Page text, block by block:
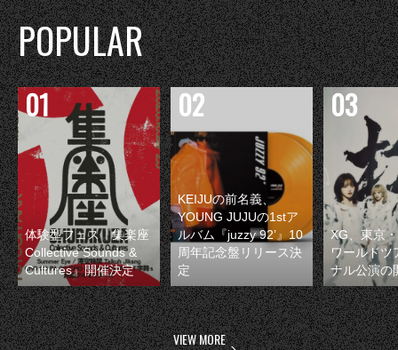
POPULAR
体験型フェス『集楽座
Collective Sounds &
Cultures』開催決定
KEIJUの前名義、
YOUNG JUJUの1stア
ルバム『juzzy 92’』10
周年記念盤リリース決
定
XG、東京
ワールドツ
ナル公演の
VIEW MORE